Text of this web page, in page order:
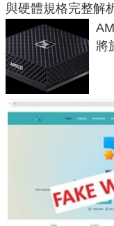
與硬體規格完整解
將